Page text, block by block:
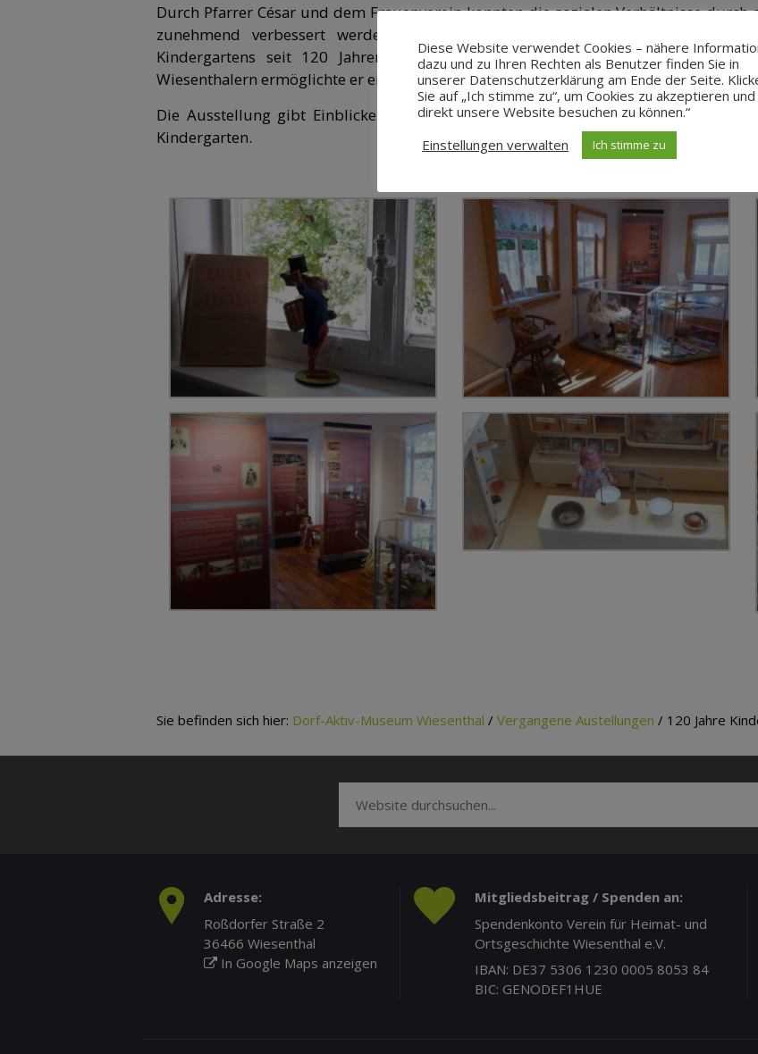
Durch Pfarrer César und dem Frauenverein konnten die sozialen Verhältnisse
zunehmend verbessert werden. Die Ausstellung informiert über die
Kindergartens seit 120 Jahren. Lediglich ein halbes Jahr war die Einrichtung
Wiesenthalern ermöglichte er einen guten Start ins Leben.
Die Ausstellung gibt Einblicke in die Vorgeschichte, den Bau und die
Kindergarten.
Sie befinden sich hier: Dorf-Aktiv-Museum Wiesenthal / Vergangene Austellungen / 120 Jahre
Adresse:
Roßdorfer Straße 2
36466 Wiesenthal
In Google Maps anzeigen
Mitgliedsbeitrag / Spenden an:
Spendenkonto Verein für Heimat- und
Ortsgeschichte Wiesenthal e.V.
IBAN: DE37 5306 1230 0005 8053 84
BIC: GENODEF1HUE
Diese Website verwendet Cookies – nähere
dazu und zu Ihren Rechten als Benutzer finden Sie in
unserer Datenschutzerklärung am Ende der Seite.
Sie auf „Ich stimme zu“, um Cookies zu akzeptieren und
direkt unsere Website besuchen zu können.“
Einstellungen verwalten
Ich stimme zu